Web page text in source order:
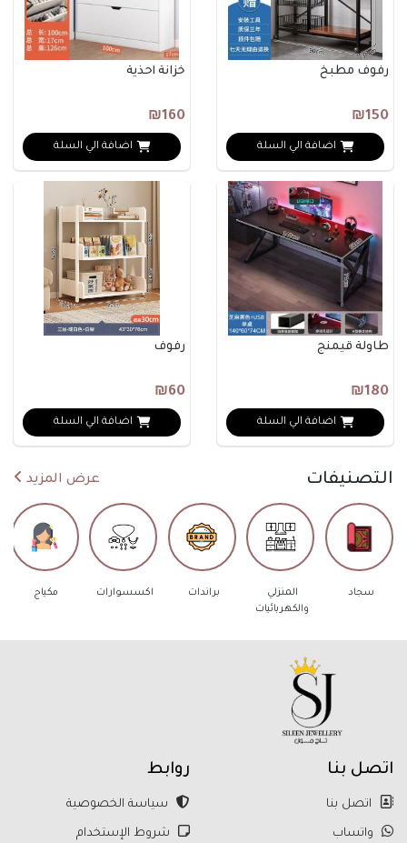
رفوف مطبخ
₪150
اضافة الي السلة
خزانة أحذية
₪160
اضافة الي السلة
طاولة قيمنج
₪180
اضافة الي السلة
رفوف
₪60
اضافة الي السلة
التصنيفات عرض المزيد
المنزلي
براندات اكسسوارات مكياج
اتصل بنا
اتصل بنا
واتساب
روابط
سياسة الخصوصية
شروط الإستخدام